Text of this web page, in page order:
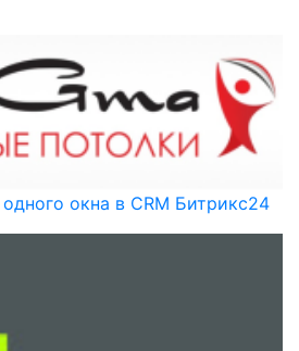
окна в CRM Битрикс24